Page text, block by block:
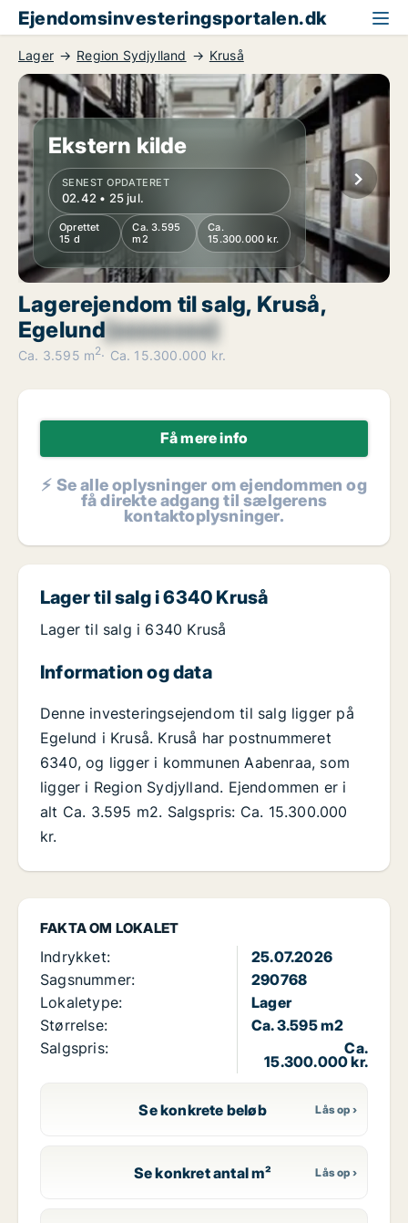
Ejendomsinvesteringsportalen.dk
Lager Region Sydjylland Kruså
Ekstern kilde
SENEST OPDATERET
02.42 • 25 jul.
Oprettet
15 d
Ca. 3.595
m2
Ca.
15.300.000 kr.
Lagerejendom til salg, Kruså,
Egelund[xxxxxxxx]
Ca. 3.595 m2 Ca. 15.300.000 kr.
Få mere info
⚡ Se alle oplysninger om ejendommen og
få direkte adgang til sælgerens
kontaktoplysninger.
FAKTA OM LOKALET
Indrykket:
25.07.2026
Sagsnummer:
290768
Lokaletype:
Lager
Størrelse:
Ca. 3.595 m2
Salgspris:
Ca.
15.300.000 kr.
Se konkrete beløb
Se konkret antal m²
Lager til salg i 6340 Kruså
Lager til salg i 6340 Kruså
Information og data
Denne investeringsejendom til salg ligger på
Egelund i Kruså. Kruså har postnummeret
6340, og ligger i kommunen Aabenraa, som
ligger i Region Sydjylland. Ejendommen er i
alt Ca. 3.595 m2. Salgspris: Ca. 15.300.000
kr.